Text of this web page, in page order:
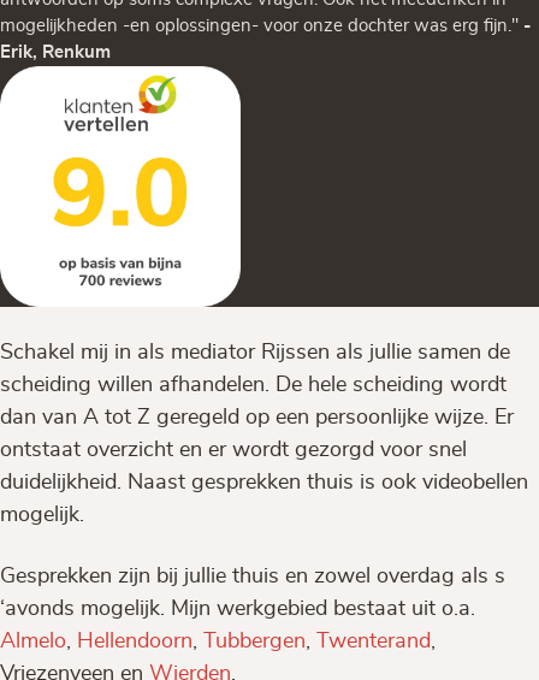
mogelijkheden -en oplossingen- voor onze dochter was erg fijn." -
Erik, Renkum
Schakel mij in als mediator Rijssen als jullie samen de
scheiding willen afhandelen. De hele scheiding wordt
dan van A tot Z geregeld op een persoonlijke wijze. Er
ontstaat overzicht en er wordt gezorgd voor snel
duidelijkheid. Naast gesprekken thuis is ook videobellen
mogelijk.
Gesprekken zijn bij jullie thuis en zowel overdag als s
‘avonds mogelijk. Mijn werkgebied bestaat uit o.a.
Almelo, Hellendoorn, Tubbergen, Twenterand,
Vriezenveen en Wierden.